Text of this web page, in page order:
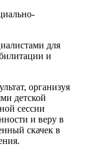
для
и
организуя
детской
сессии
и веру в
скачек в